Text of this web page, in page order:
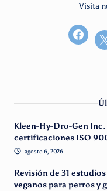
Visita
facebook2
Kleen-Hy-Dro-Gen
certificaciones ISO
agosto 6, 2026
Revisión de 31
veganos para perros y